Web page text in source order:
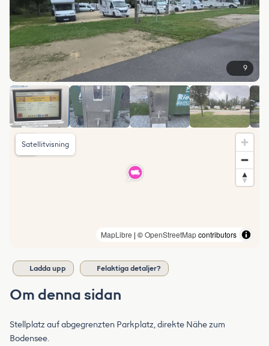
9
MapLibre | ©OpenStreetMapcontributors
Satellitvisning
Ladda upp Felaktiga detaljer?
Om denna sidan
Stellplatz auf abgegrenzten Parkplatz, direkte Nähe zum
Bodensee.